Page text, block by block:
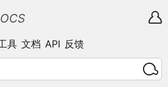
具 文档 API 反馈